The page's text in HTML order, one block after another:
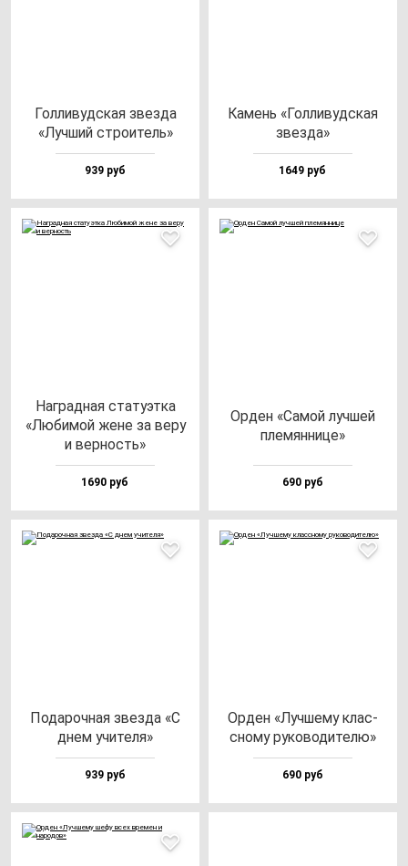
Гол­ли­вуд­ская звез­да
«Луч­ший стро­итель»
939 руб
Камень «Гол­ли­вуд­ская
звез­да»
1649 руб
Наг­рад­ная ста­ту­эт­ка
«Люби­мой же­не за ве­ру
и вер­ность»
1690 руб
Орден «Самой луч­шей
пле­мян­ни­це»
690 руб
Пода­роч­ная звез­да «С
днем учи­те­ля»
939 руб
Орден «Луч­ше­му клас­
сно­му ру­ко­во­ди­те­лю»
690 руб